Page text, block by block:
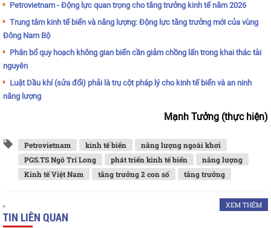
Petrovietnam - Động lực quan trọng cho tăng trưởng kinh tế năm 2026
Trung tâm kinh tế biển và năng lượng: Động lực tăng trưởng mới của vùng
Đông Nam Bộ
Phân bổ quy hoạch không gian biển cần giảm chồng lấn trong khai thác tài
nguyên
Luật Dầu khí (sửa đổi) phải là trụ cột pháp lý cho kinh tế biển và an ninh
năng lượng
Mạnh Tưởng (thực hiện)
Petrovietnam kinh tế biển
năng lượng ngoài khơi
PGS.TS Ngô Trí Long
phát triển kinh tế biển
năng lượng
Kinh tế Việt Nam
tăng trưởng 2 con số tăng trưởng
XEM THÊM
TIN LIÊN QUAN